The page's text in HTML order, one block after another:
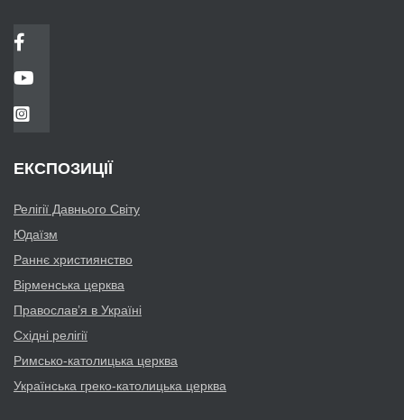
ЕКСПОЗИЦІЇ
Релігії Давнього Світу
Юдаїзм
Раннє християнство
Вірменська церква
Православ’я в Україні
Східні релігії
Римсько-католицька церква
Українська греко-католицька церква